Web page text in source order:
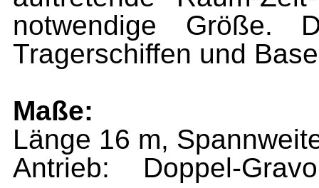
notwendige Größe.
Tragerschiffen und
Maße:
Länge 16 m,
Antrieb: Doppel-